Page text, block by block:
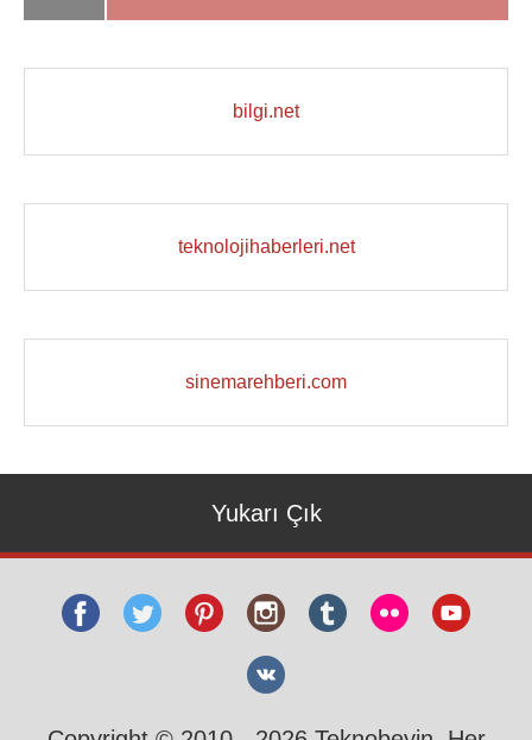
bilgi.net
teknolojihaberleri.net
sinemarehberi.com
Yukarı Çık